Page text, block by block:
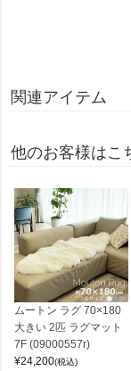
関連アイテム
他のお客様はこ
ムートン ラグ 70×180
大きい 2匹 ラグマット
7F (09000557r)
¥24,200(税込)